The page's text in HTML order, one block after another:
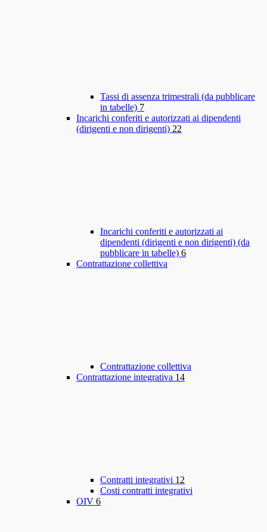
Tassi di assenza trimestrali (da pubblicare
in tabelle) 7
Incarichi conferiti e autorizzati ai dipendenti
(dirigenti e non dirigenti) 22
Incarichi conferiti e autorizzati ai
dipendenti (dirigenti e non dirigenti) (da
pubblicare in tabelle) 6
Contrattazione collettiva
Contrattazione collettiva
Contrattazione integrativa 14
Contratti integrativi 12
Costi contratti integrativi
OIV 6